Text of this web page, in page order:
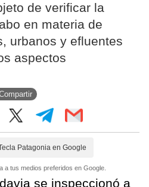
de verificar la
en materia de
urbanos y efluentes
aspectos
Patagonia en Google
a tus medios preferidos en Google.
se inspeccionó a